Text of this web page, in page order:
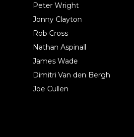
Peter Wright
Jonny Clayton
Rob Cross
Nathan Aspinall
James Wade
Dimitri Van den Bergh
Joe Cullen